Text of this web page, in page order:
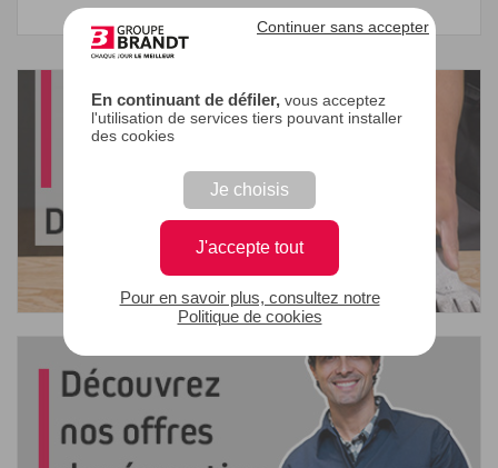
En continuant de défiler, vous acceptez
l'utilisation de services tiers pouvant installer
des cookies
Je choisis
J'accepte tout
Continuer sans accepter
Pour en savoir plus, consultez notre
Politique de cookies